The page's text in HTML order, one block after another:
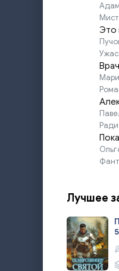
Это
Лучшее